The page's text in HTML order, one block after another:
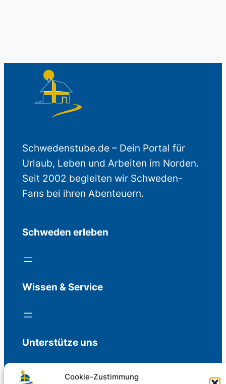
Cookie-Zustimmung
Schwedenstube.de – Dein Portal für
Urlaub, Leben und Arbeiten im Norden.
Seit 2002 begleiten wir Schweden-
Fans bei ihren Abenteuern.
Schweden erleben
Wissen & Service
Unterstütze uns